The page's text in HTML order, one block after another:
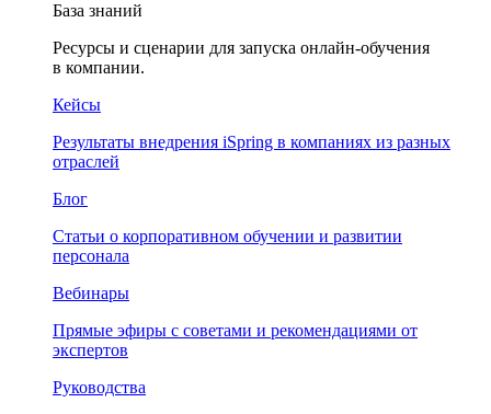
База знаний
Ресурсы и сценарии для запуска онлайн-обучения
в компании.
Кейсы
Результаты внедрения iSpring в компаниях из разных
отраслей
Блог
Статьи о корпоративном обучении и развитии
персонала
Вебинары
Прямые эфиры с советами и рекомендациями от
экспертов
Руководства